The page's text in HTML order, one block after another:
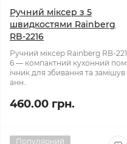
Ручний міксер з 5
швидкостями Rainberg
RB-2216
Ручний міксер Rainberg RB-221
6 — компактний кухонний пом
ічник для збивання та замішув
анн..
460.00 грн.
Популярний